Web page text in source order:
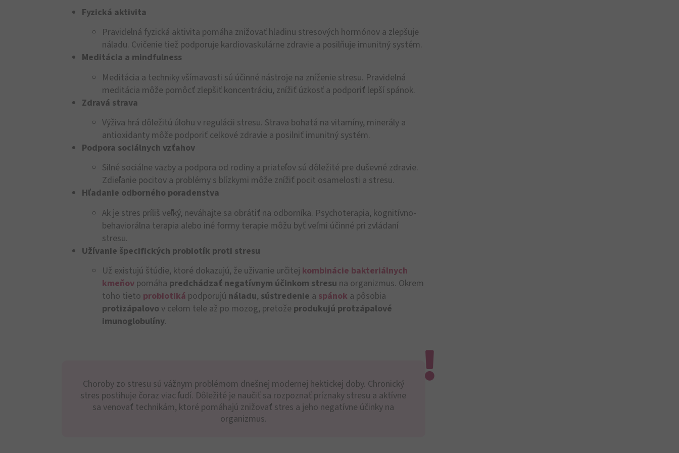
Fyzická aktivita
Pravidelná fyzická aktivita pomáha znižovať hladinu stresových hormónov a zlepšuje
náladu. Cvičenie tiež podporuje kardiovaskulárne zdravie a posilňuje imunitný systém.
Meditácia a mindfulness
Meditácia a techniky všímavosti sú účinné nástroje na zníženie stresu. Pravidelná
meditácia môže pomôcť zlepšiť koncentráciu, znížiť úzkosť a podporiť lepší spánok.
Zdravá strava
Výživa hrá dôležitú úlohu v regulácii stresu. Strava bohatá na vitamíny, minerály a
antioxidanty môže podporiť celkové zdravie a posilniť imunitný systém.
Podpora sociálnych vzťahov
Silné sociálne väzby a podpora od rodiny a priateľov sú dôležité pre duševné zdravie.
Zdieľanie pocitov a problémy s blízkymi môže znížiť pocit osamelosti a stresu.
Hľadanie odborného poradenstva
Ak je stres príliš veľký, neváhajte sa obrátiť na odborníka. Psychoterapia, kognitívno-
behaviorálna terapia alebo iné formy terapie môžu byť veľmi účinné pri zvládaní
stresu.
Užívanie špecifických probiotík proti stresu
Už existujú štúdie, ktoré dokazujú, že uživanie určitej kombinácie bakteriálnych
kmeňov pomáha predchádzať negatívnym účinkom stresu na organizmus. Okrem
toho tieto probiotiká podporujú náladu, sústredenie a spánok a pôsobia
protizápalovo v celom tele až po mozog, pretože produkujú protzápalové
imunoglobulíny.
Choroby zo stresu sú vážnym problémom dnešnej modernej hektickej doby. Chronický
stres postihuje čoraz viac ľudí. Dôležité je naučiť sa rozpoznať príznaky stresu a aktívne
sa venovať technikám, ktoré pomáhajú znižovať stres a jeho negatívne účinky na
organizmus.